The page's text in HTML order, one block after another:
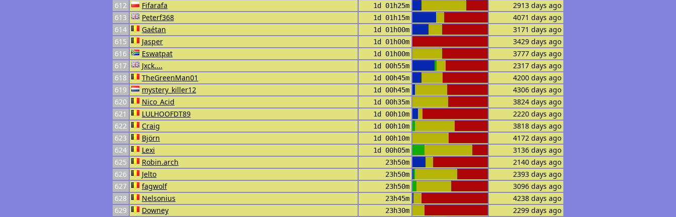
612
Fifarafa 1d 01h25m
2913 days ago
613
Peterf368 1d 01h15m
4071 days ago
614
Gaétan 1d 01h00m
3171 days ago
615
Jasper 1d 01h00m
3429 days ago
616
Eswatpat 1d 01h00m
3777 days ago
617
Jxck.... 1d 00h55m
2317 days ago
618
TheGreenMan01 1d 00h45m
4200 days ago
619
mystery_killer12 1d 00h45m
4306 days ago
620
Nico_Acid 1d 00h35m
3824 days ago
621
LULHOOFDT89 1d 00h10m
2220 days ago
622
Craig 1d 00h10m
3818 days ago
623
Björn 1d 00h10m
4172 days ago
624
Lexi 1d 00h05m
3136 days ago
625
Robin.arch 23h50m
2140 days ago
626
Jelto 23h50m
2393 days ago
627
fagwolf 23h50m
3096 days ago
628
Nelsonius 23h45m
4238 days ago
629
Downey 23h30m
2299 days ago